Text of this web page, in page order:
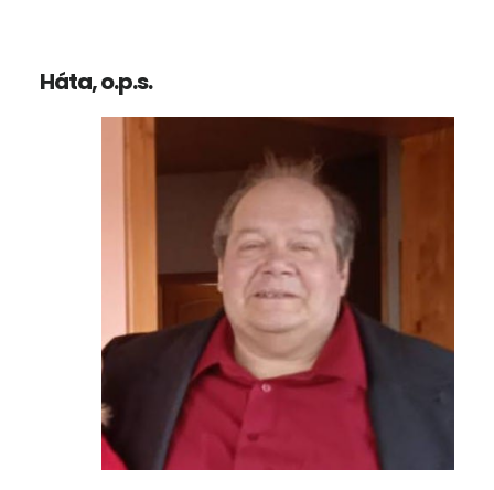
Háta, o.p.s.